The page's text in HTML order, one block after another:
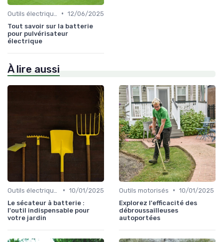
• 12/06/2025
Tout savoir sur la batterie
pour pulvérisateur
électrique
À lire aussi
• 10/01/2025
Le sécateur à batterie :
l'outil indispensable pour
votre jardin
Outils motorisés • 10/01/2025
Explorez l'efficacité des
débroussailleuses
autoportées